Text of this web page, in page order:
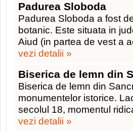
Padurea Sloboda
Padurea Sloboda a fost
botanic. Este situata in
Aiud (in partea de vest a
vezi detalii »
Biserica de lemn din
Biserica de lemn din
monumentelor istorice.
secolul 18, momentul
vezi detalii »